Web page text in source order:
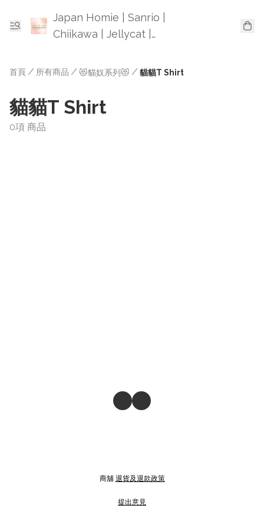
Japan Homie | Sanrio |
Chiikawa | Jellycat |
首頁 / 所有商品 / 😻貓奴系列😻 / 貓貓T Shirt
貓貓T Shirt
0項 商品
商舖 退貨及退款政策
提出意見